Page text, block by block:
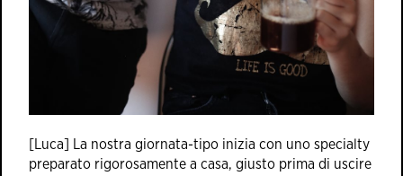
[Luca] La nostra giornata-tipo inizia con uno specialty
preparato rigorosamente a casa, giusto prima di uscire